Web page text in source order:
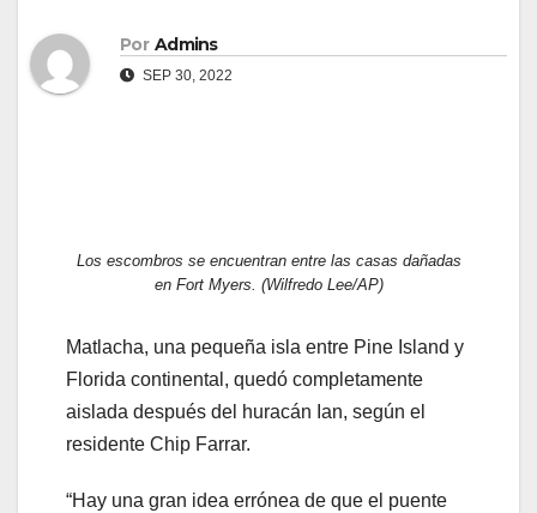
Por Admins
SEP 30, 2022
Los escombros se encuentran entre las casas dañadas
en Fort Myers. (Wilfredo Lee/AP)
Matlacha, una pequeña isla entre Pine Island y
Florida continental, quedó completamente
aislada después del huracán Ian, según el
residente Chip Farrar.
“Hay una gran idea errónea de que el puente